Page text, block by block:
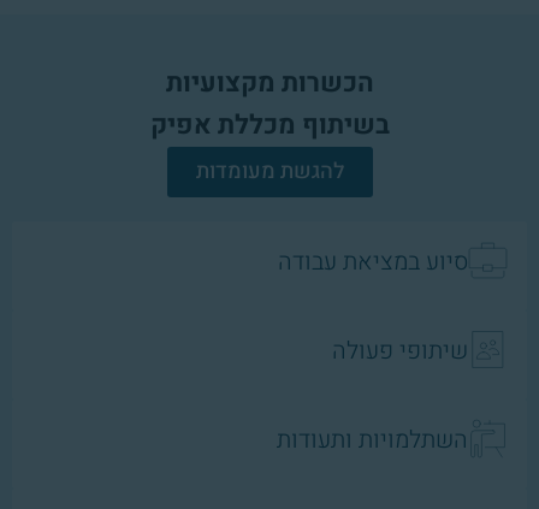
הכשרות מקצועיות
בשיתוף מכללת אפיק
להגשת מעומדות
סיוע במציאת עבודה
שיתופי פעולה
השתלמויות ותעודות